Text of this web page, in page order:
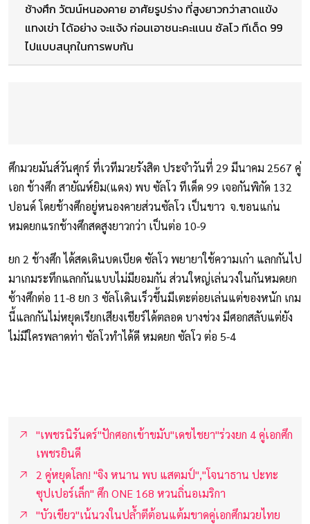
ช้างศึก วัฒน์หนองคาย อาศัยรูปร่าง ที่สูงยาวกว่าสาดแข้ง
แทงเข่า ได้อย่าง จะแจ้ง ก่อนเอาชนะคะแนน ซัลโว ทีเด็ด 99
ไปแบบสนุกในการพบกัน
ศึกมวยมันส์วันศุกร์ ที่เวทีมวยรังสิต ประจำวันที่ 29 มีนาคม 2567 คู่
เอก ช้างศึก สายัณห์ยิม(แดง) พบ ซัลโว ทีเด็ด 99 เจอกันพิกัด 132
ปอนด์ โดยช้างศึกอยู่หนองคายส่วนซัลโว เป็นขาว จ.ขอนแก่น
หมดยกแรกช้างศึกสดสูงยาวกว่า เป็นต่อ 10-9
ยก 2 ช้างศึก ได้สดเดินบดเบียด ซัลโว พยายาใช้ความเก๋า แลกกันไป
มาเกมระทึกแลกกันแบบไม่มียอมกัน ส่วนใหญ่เล่นวงในกันหมดยก
ซ้างศึกต่อ 11-8 ยก 3 ซัลโเดินเร็วขึ้นมีเตะต่อยเล่นแต่ของหนัก เกม
นี้แลกกันไม่หยุดเรียกเสียงเชียร์ได้ตลอด บางช่วง มีศอกสลับแต่ยัง
ไม่มีใครพลาดท่า ซัลโวทำได้ดี หมดยก ซัลโว ต่อ 5-4
"เพชรนิรันดร์"ปักศอกเข้าขมับ"เดชไชยา"ร่วงยก 4 คู่เอกศึก
เพชรยินดี
2 คู่หยุดโลก! "จิง หนาน พบ แสตมป์","โจนาธาน ปะทะ
ซุปเปอร์เล็ก" ศึก ONE 168 หวนถิ่นอเมริกา
"บัวเขียว"เน้นวงในปล้ำตีต้อนแต้มขาดคู่เอกศึกมวยไทย